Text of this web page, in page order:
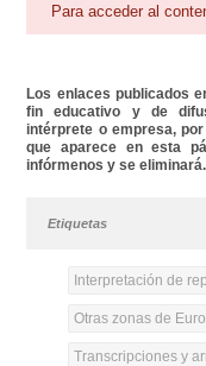
Para acceder al
Los enlaces publicados
fin educativo y de
intérprete o empresa,
que aparece en esta
infórmenos y se eliminará.
Etiquetas
Interpretación de
Otras zonas de
Transcripciones y